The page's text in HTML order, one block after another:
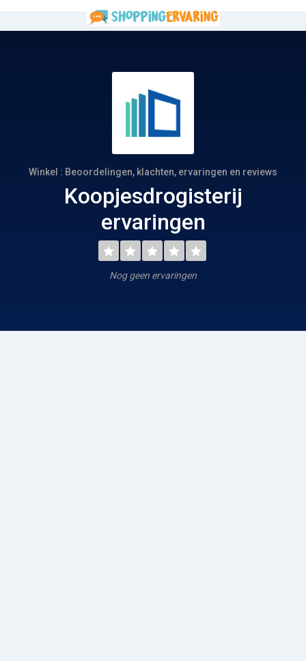
Winkel : Beoordelingen, klachten, ervaringen en reviews
Koopjesdrogisterij
ervaringen
Nog geen ervaringen